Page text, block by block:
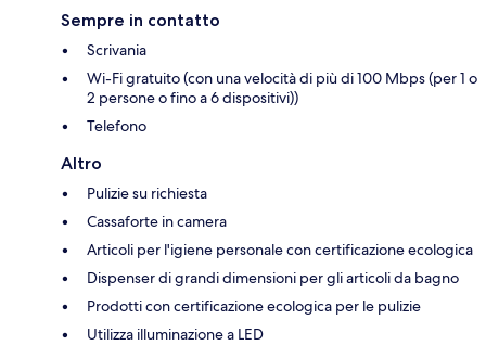
Sempre in contatto
Scrivania
Wi-Fi gratuito (con una velocità di più di 100 Mbps (per 1 o
2 persone o fino a 6 dispositivi))
Telefono
Altro
Pulizie su richiesta
Cassaforte in camera
Articoli per l'igiene personale con certificazione ecologica
Dispenser di grandi dimensioni per gli articoli da bagno
Prodotti con certificazione ecologica per le pulizie
Utilizza illuminazione a LED